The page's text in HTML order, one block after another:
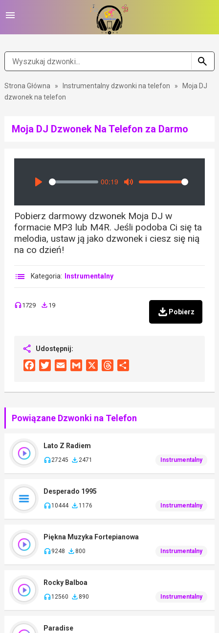
Strona Główna » Instrumentalny dzwonki na telefon »
Moja DJ
dzwonek na telefon
Moja DJ Dzwonek Na Telefon za Darmo
Seek
00:19
Volume
Pobierz darmowy dzwonek Moja DJ w
formacie MP3 lub M4R. Jeśli podoba Ci się ta
melodia, ustaw ją jako dzwonek i ciesz się nią
na co dzień!
Kategoria: Instrumentalny
1729 19
Pobierz
Udostępnij:
FacebookTwitterEmail Gmail Threads
Powiązane Dzwonki na Telefon
Lato Z Radiem
27245 2471 Instrumentalny
Desperado 1995
10444 1176 Instrumentalny
Piękna Muzyka Fortepianowa
9248 800 Instrumentalny
Rocky Balboa
12560 890 Instrumentalny
Paradise